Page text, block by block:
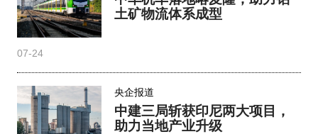
土矿物流体系成型
07-24
央企报道
中建三局斩获印尼两大项目，
助力当地产业升级